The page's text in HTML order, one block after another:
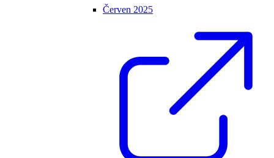
Červen 2025